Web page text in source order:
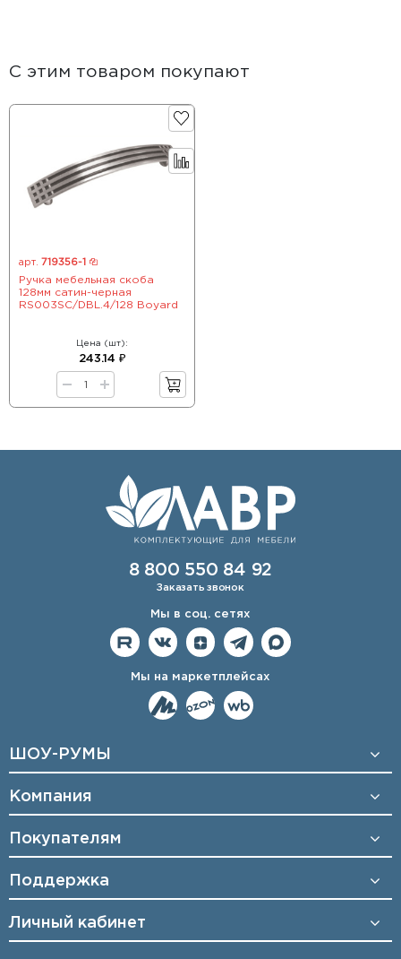
С этим товаром покупают
арт. 719356-1
Ручка мебельная скоба
128мм сатин-черная
RS003SC/DBL.4/128 Boyard
Цена (шт):
243.14 ₽
8 800 550 84 92
Заказать звонок
Мы в соц. сетях
Мы на маркетплейсах
ШОУ-РУМЫ
Компания
Покупателям
Поддержка
Личный кабинет